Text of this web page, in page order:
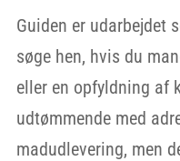
Guiden er udarbejdet
søge hen, hvis du
eller en opfyldning af
udtømmende med
madudlevering, men